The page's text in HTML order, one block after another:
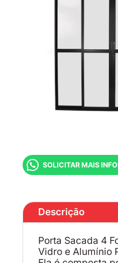
SOLICITAR MAIS
Descrição
Porta Sacada 4
Vidro e Alumínio